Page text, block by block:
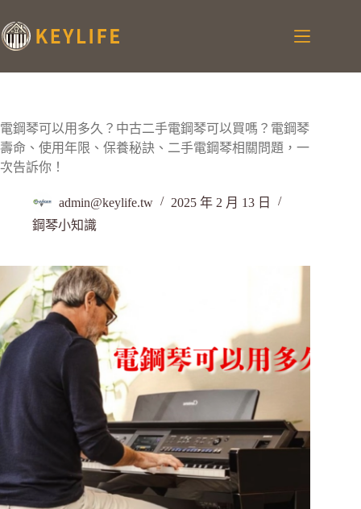
電鋼琴可以用多久？中古二手電鋼琴可以買嗎？電鋼琴
壽命、使用年限、保養秘訣、二手電鋼琴相關問題，一
次告訴你！
admin@keylife.tw
2025 年 2 月 13 日
鋼琴小知識